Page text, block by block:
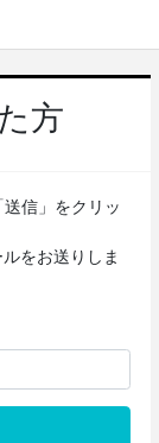
方
信」をクリッ
をお送りしま